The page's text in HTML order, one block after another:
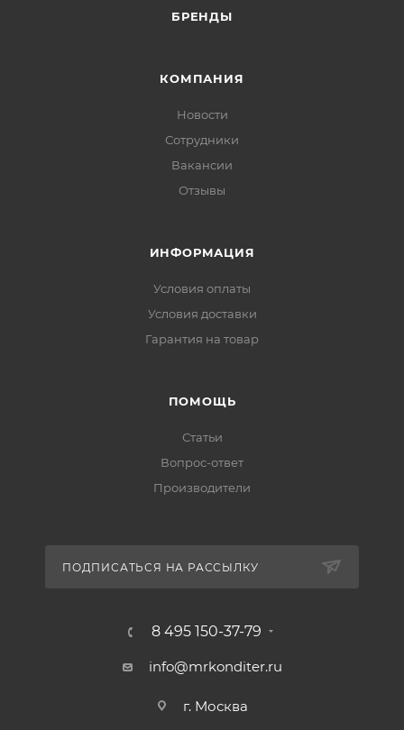
БРЕНДЫ
КОМПАНИЯ
Новости
Сотрудники
Вакансии
Отзывы
ИНФОРМАЦИЯ
Условия оплаты
Условия доставки
Гарантия на товар
ПОМОЩЬ
Статьи
Вопрос-ответ
Производители
ПОДПИСАТЬСЯ НА РАССЫЛКУ
8 495 150-37-79
info@mrkonditer.ru
г. Москва